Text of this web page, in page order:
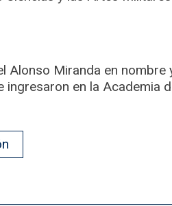
Alonso Miranda en nombre
en la Academia